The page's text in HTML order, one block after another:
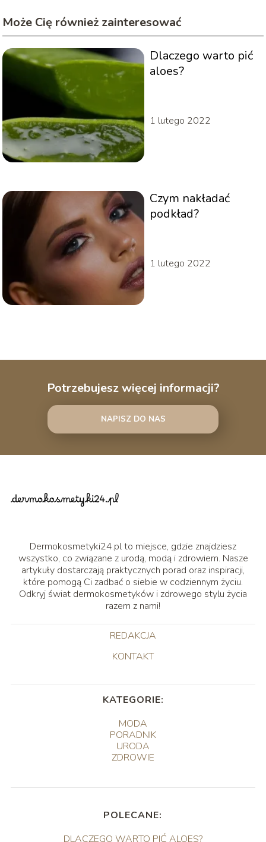
Może Cię również zainteresować
Dlaczego warto pić
aloes?
1 lutego 2022
Czym nakładać
podkład?
1 lutego 2022
Potrzebujesz więcej informacji?
NAPISZ DO NAS
Dermokosmetyki24.pl to miejsce, gdzie znajdziesz
wszystko, co związane z urodą, modą i zdrowiem. Nasze
artykuły dostarczają praktycznych porad oraz inspiracji,
które pomogą Ci zadbać o siebie w codziennym życiu.
Odkryj świat dermokosmetyków i zdrowego stylu życia
razem z nami!
REDAKCJA
KONTAKT
KATEGORIE:
MODA
PORADNIK
URODA
ZDROWIE
POLECANE:
DLACZEGO WARTO PIĆ ALOES?